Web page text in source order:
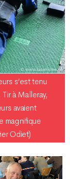
s’est tenu
à Malleray,
avaient
magnifique
Odiet)